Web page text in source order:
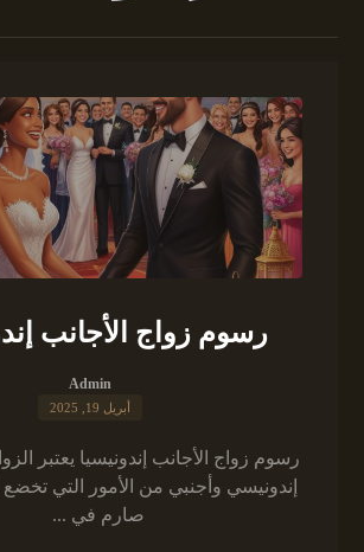
رسوم زواج الأجانب
Admin
أبريل 19, 2025
رسوم زواج الأجانب إندونيسيا يعتبر
إندونيسي وأجنبي من الأمور التي تخضع
صارم في ...